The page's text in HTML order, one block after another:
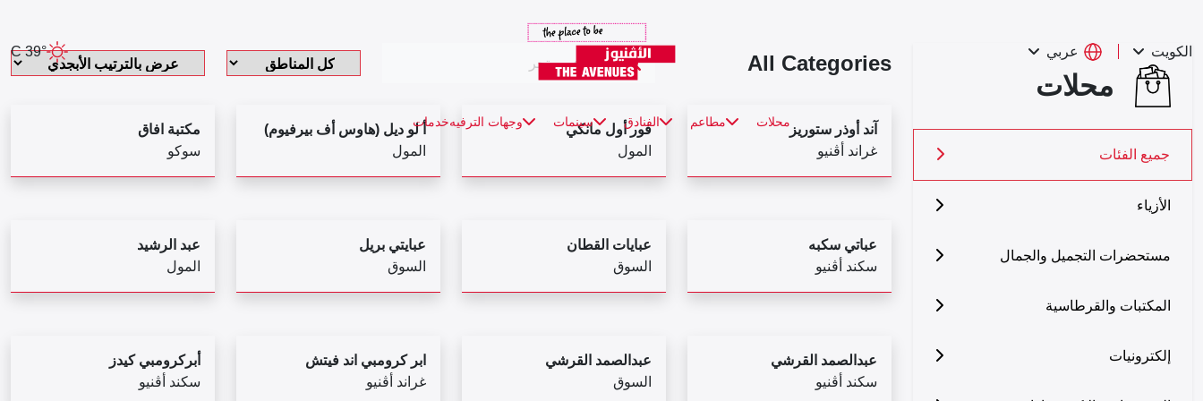
الكويت عربي 39° C
محلات مطاعم الفنادق سينمات وجهات الترفيهخدمات
محلات
جميع الفئات
الأزياء
مستحضرات التجميل والجمال
المكتبات والقرطاسية
إلكترونيات
All Categories
آند أوذر ستوريز
غراند أڤنيو
فور أول مانكي
المول
أ لو ديل (هاوس أف بيرفيوم)
المول
مكتبة افاق
سوكو
عباتي سكبه
سكند أڤنيو
عبايات القطان
السوق
عبايتي بريل
السوق
عبد الرشيد
المول
عبدالصمد القرشي
سكند أڤنيو
عبدالصمد القرشي
السوق
ابر كرومبي اند فيتش
غراند أڤنيو
أبركرومبي كيدز
سكند أڤنيو